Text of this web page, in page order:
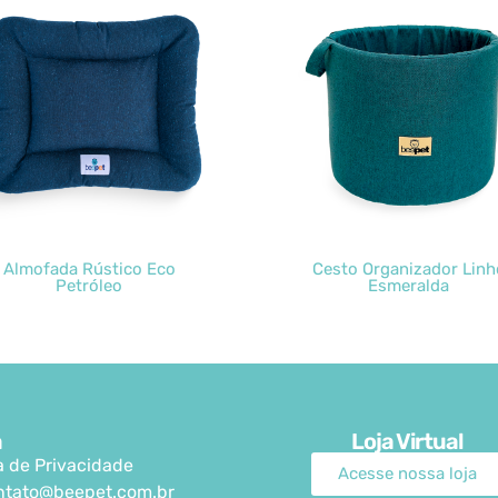
Almofada Rústico Eco
Petróleo
Cesto Organizador
Esmeralda
de Privacidade
Loja Virtual
Acesse nossa loja